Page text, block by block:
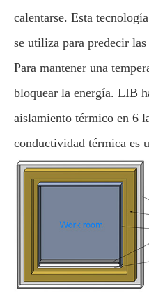
calentarse. Esta
se utiliza para predecir
Para mantener una
bloquear la energía. LIB
aislamiento térmico en 6
conductividad térmica es